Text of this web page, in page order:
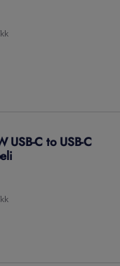
USB-C to USB-C